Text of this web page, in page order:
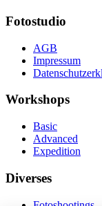
Fotostudio
AGB
Impressum
Workshops
Basic
Advanced
Expedition
Diverses